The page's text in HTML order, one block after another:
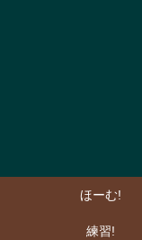
ほーむ!
練習!